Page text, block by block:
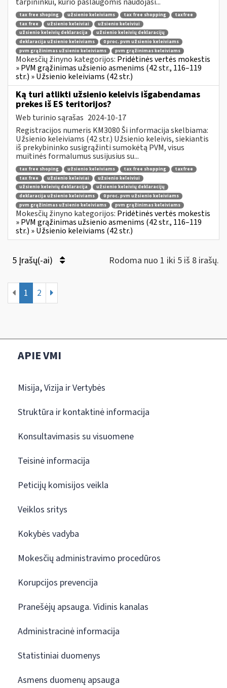
tax free shoping užsienio keleiviams tax free shopping
taxfree
tax free
užsienio keleiviai
užsienio keleiviui
užsienio keleivių deklaracija
užsienio keleivių deklaracijų
deklaracija užsienio keleiviams
0 proc. pvm užsienio keleiviams
pvm grąžinimas užsienio keleiviams
pvm grąžinimas keleiviams
Mokesčių žinyno kategorijos: Pridėtinės vertės mokestis
» PVM grąžinimas užsienio asmenims (42 str., 116–119
str.) » Užsienio keleiviams (42 str.)
Ką turi atlikti užsienio keleivis išgabendamas
prekes iš ES teritorijos?
Web turinio sąrašas 2024-10-17
Registracijos numeris KM3080 Ši informacija skelbiama:
Užsienio keleiviams (42 str.) Užsienio keleivis, siekiantis
iš prekybininko susigrąžinti sumokėtą PVM, visus
muitinės formalumus susijusius su...
tax free shoping užsienio keleiviams tax free shopping
taxfree
tax free
užsienio keleiviai
užsienio keleiviui
užsienio keleivių deklaracija
užsienio keleivių deklaracijų
deklaracija užsienio keleiviams
0 proc. pvm užsienio keleiviams
pvm grąžinimas užsienio keleiviams
pvm grąžinimas keleiviams
Mokesčių žinyno kategorijos: Pridėtinės vertės mokestis
» PVM grąžinimas užsienio asmenims (42 str., 116–119
str.) » Užsienio keleiviams (42 str.)
5 Įrašų(-ai) Rodoma nuo 1 iki 5 iš 8 irašų.
1 2
APIE VMI
Misija, Vizija ir Vertybės
Struktūra ir kontaktinė informacija
Konsultavimasis su visuomene
Teisinė informacija
Peticijų komisijos veikla
Veiklos sritys
Kokybės vadyba
Mokesčių administravimo procedūros
Korupcijos prevencija
Pranešėjų apsauga. Vidinis kanalas
Administracinė informacija
Statistiniai duomenys
Asmens duomenų apsauga